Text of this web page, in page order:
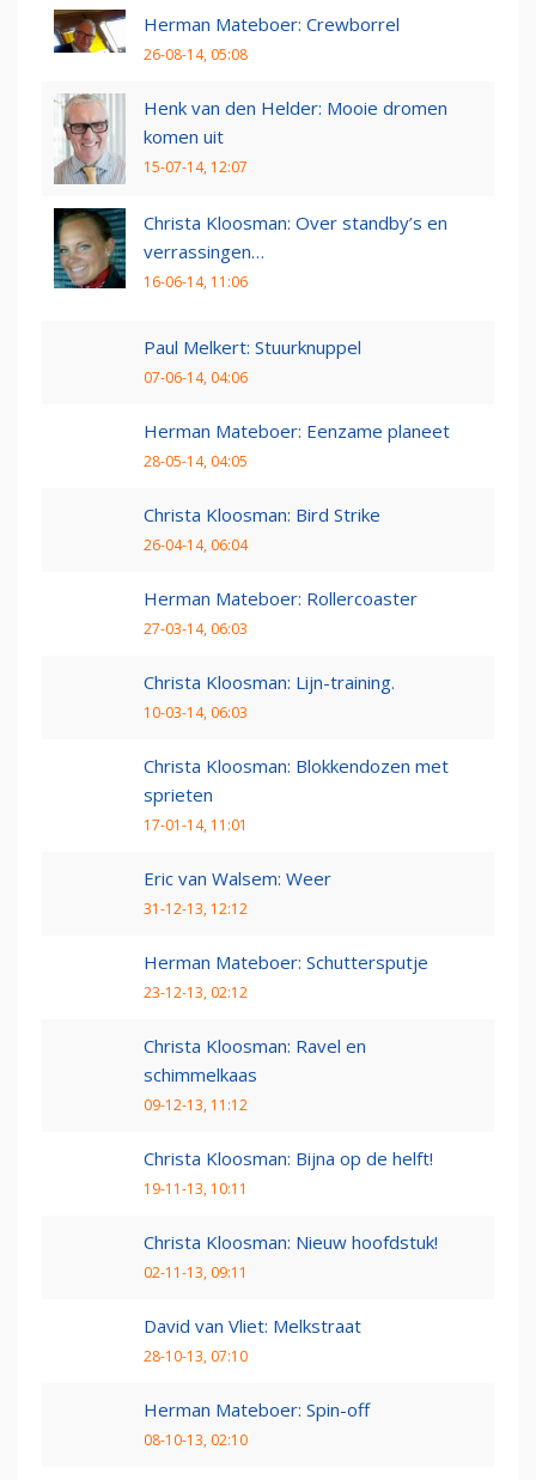
Herman Mateboer: Crewborrel
26-08-14, 05:08
Henk van den Helder: Mooie dromen
komen uit
15-07-14, 12:07
Christa Kloosman: Over standby’s en
verrassingen…
16-06-14, 11:06
Paul Melkert: Stuurknuppel
07-06-14, 04:06
Herman Mateboer: Eenzame planeet
28-05-14, 04:05
Christa Kloosman: Bird Strike
26-04-14, 06:04
Herman Mateboer: Rollercoaster
27-03-14, 06:03
Christa Kloosman: Lijn-training.
10-03-14, 06:03
Christa Kloosman: Blokkendozen met
sprieten
17-01-14, 11:01
Eric van Walsem: Weer
31-12-13, 12:12
Herman Mateboer: Schuttersputje
23-12-13, 02:12
Christa Kloosman: Ravel en
schimmelkaas
09-12-13, 11:12
Christa Kloosman: Bijna op de helft!
19-11-13, 10:11
Christa Kloosman: Nieuw hoofdstuk!
02-11-13, 09:11
David van Vliet: Melkstraat
28-10-13, 07:10
Herman Mateboer: Spin-off
08-10-13, 02:10